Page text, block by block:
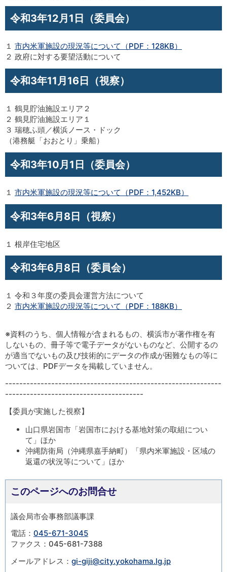
令和3年12月1日（委員会）
１ 市内米軍施設の現況等について（PDF：128KB）
２ 政府に対する要望活動について
令和3年11月16日（視察）
１ 鶴見貯油施設エリア２
２ 鶴見貯油施設エリア１
３ 瑞穂ふ頭／横浜ノース・ドック
（港務艇「おおとり」乗船）
令和3年10月1日（委員会）
１ 市内米軍施設の現況等について（PDF：1,452KB）
令和3年6月8日（視察）
１ 根岸住宅地区
令和3年6月8日（委員会）
１ 令和３年度の委員会運営方法について
２ 市内米軍施設の現況等について（PDF：188KB）
※資料のうち、個人情報が含まれるもの、横浜市が著作権を有
しないもの、冊子等で電子データがないものなど、公開するの
が適当でないもの及び技術的にデータの作成が困難なもの等に
ついては、PDFデータを掲載していません。
-------------------------------------------------------------
---------------------------------------
【委員が実施した視察】
山口県岩国市「岩国市における基地対策の取組につい
て」ほか
沖縄防衛局（沖縄県嘉手納町）「県内米軍施設・区域の
返還の状況等について」ほか
このページへのお問合せ
議会局市会事務部議事課
電話： 045-671-3045
ファクス：045-681-7388
メールアドレス： gi-giji@city.yokohama.lg.jp